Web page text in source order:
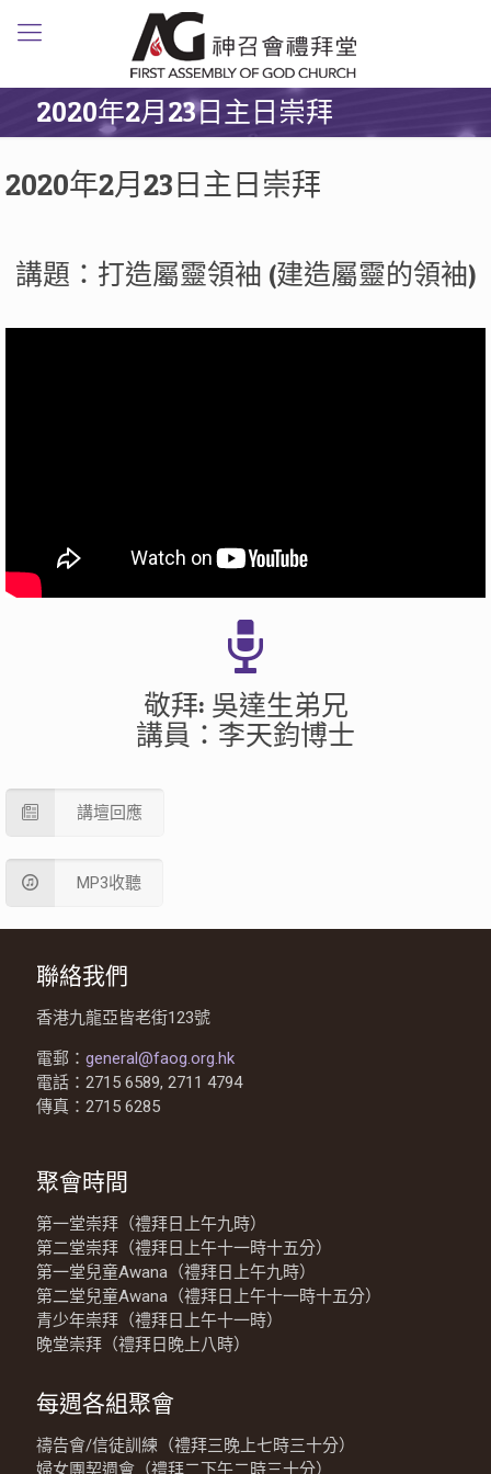
2020年2月23日主日崇拜
2020年2月23日主日崇拜
講題：打造屬靈領袖 (建造屬靈的領袖)
敬拜: 吳達生弟兄
講員：李天鈞博士
講壇回應
MP3收聽
聯絡我們
香港九龍亞皆老街123號
電郵： general@faog.org.hk
電話：2715 6589, 2711 4794
傳真：2715 6285
聚會時間
第一堂崇拜（禮拜日上午九時）
第二堂崇拜（禮拜日上午十一時十五分）
第一堂兒童Awana（禮拜日上午九時）
第二堂兒童Awana（禮拜日上午十一時十五分）
青少年崇拜（禮拜日上午十一時）
晚堂崇拜（禮拜日晚上八時）
每週各組聚會
禱告會/信徒訓練（禮拜三晚上七時三十分）
婦女團契週會（禮拜二下午二時三十分）